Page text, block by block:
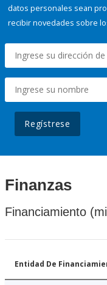
datos personales sean
recibir novedades sobre
Regístrese
Finanzas
Financiamiento
Entidad De